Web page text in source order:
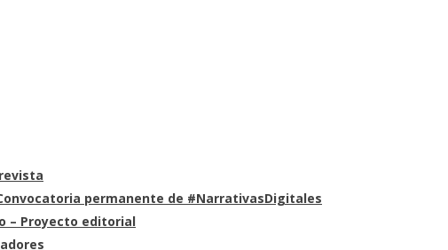
permanente de #NarrativasDigitales
– Proyecto editorial